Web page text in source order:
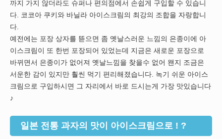
까지 가지 않더라도 슈퍼나 편의점에서 손쉽게 구입할 수 있습니
다. 코코아 쿠키와 바닐라 아이스크림의 최강의 조합을 자랑합니
다.
예전에는 포장 상자를 뜯으면 좀 옛날스러운 느낌의 은종이에 아
이스크림이 또 한번 포장되어 있었는데 지금은 새로운 포장으로
바뀌면서 은종이가 없어져 옛날느낌을 찾을수 없어 왠지 조금은
서운한 감이 있지만 훨씬 먹기 편리해졌습니다. 녹기 쉬운 아이스
크림으로 구입하시면 그 자리에서 바로 드시는게 가장 맛있습니다
♪
일본 전통 과자의 맛이 아이스크림으로 ! ?